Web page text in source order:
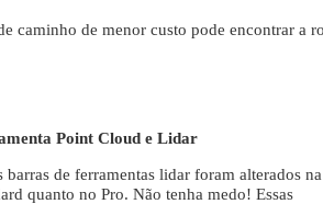
caminho de menor custo pode encontrar
Point Cloud e Lidar
barras de ferramentas lidar foram alterados na
quanto no Pro. Não tenha medo! Essas